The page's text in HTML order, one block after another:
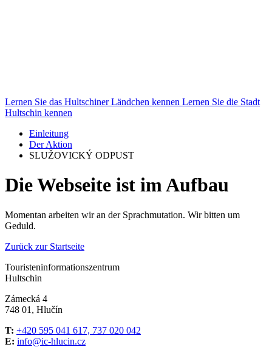
Lernen Sie das Hultschiner Ländchen kennen Lernen Sie die Stadt
Hultschin kennen
Einleitung
Der Aktion
SLUŽOVICKÝ ODPUST
Die Webseite ist im Aufbau
Momentan arbeiten wir an der Sprachmutation. Wir bitten um
Geduld.
Zurück zur Startseite
Touristeninformationszentrum
Hultschin
Zámecká 4
748 01, Hlučín
T: +420 595 041 617, 737 020 042
E: info@ic-hlucin.cz